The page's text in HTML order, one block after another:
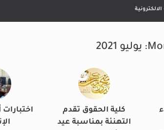
يوليو 2021
كلية الحقوق تقدم
التهنئة بمناسبة عيد